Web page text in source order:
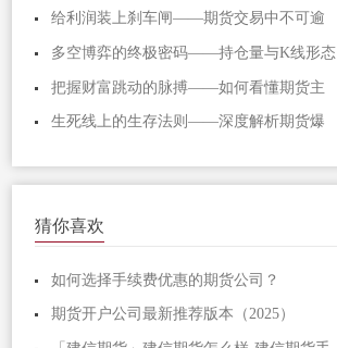
给利润装上刹车闸——期货交易中不可逾
多空博弈的终极密码——持仓量与K线形态
把握财富跳动的脉搏——如何看懂期货主
生死线上的生存法则——深度解析期货爆
猜你喜欢
如何选择手续费优惠的期货公司？
期货开户公司最新推荐版本（2025）